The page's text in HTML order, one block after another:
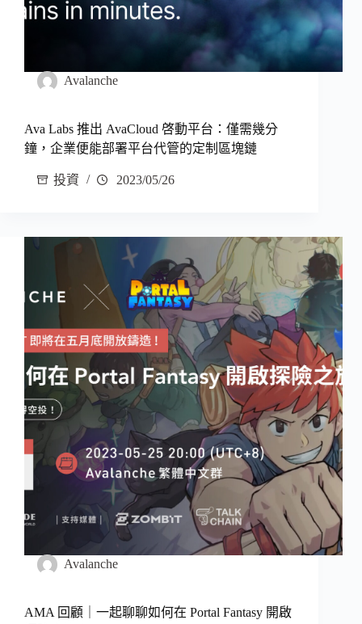
Avalanche
Ava Labs 推出 AvaCloud 啓動平台：僅需幾分
鐘，企業便能部署平台代管的定制區塊鏈
投資 2023/05/26
Avalanche
AMA 回顧｜一起聊聊如何在 Portal Fantasy 開啟